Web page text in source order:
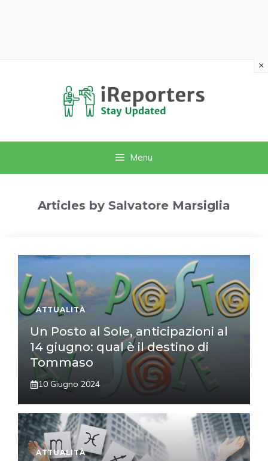
Menu
Articles by Salvatore Marsiglia
ATTUALITÀ
Un Posto al Sole, anticipazioni al
14 giugno: qual è il destino di
Tommaso
10 Giugno 2024
ATTUALITÀ
×